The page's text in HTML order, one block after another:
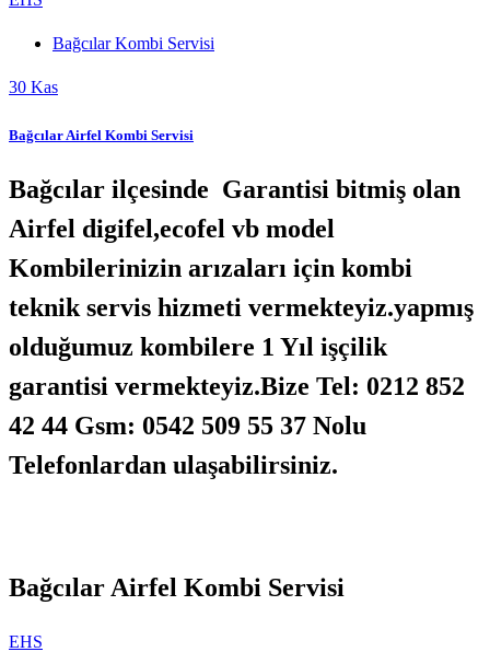
Bağcılar Kombi Servisi
30 Kas
Bağcılar Airfel Kombi Servisi
Bağcılar ilçesinde Garantisi bitmiş olan
Airfel digifel,ecofel vb model
Kombilerinizin arızaları için kombi
teknik servis hizmeti vermekteyiz.yapmış
olduğumuz kombilere 1 Yıl işçilik
garantisi vermekteyiz.Bize Tel: 0212 852
42 44 Gsm: 0542 509 55 37 Nolu
Telefonlardan ulaşabilirsiniz.
Bağcılar Airfel Kombi Servisi
EHS